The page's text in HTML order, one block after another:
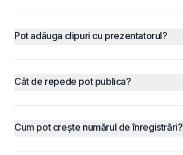
Pot adăuga clipuri cu prezentatorul?
Cât de repede pot publica?
Cum pot crește numărul de înregistrări?